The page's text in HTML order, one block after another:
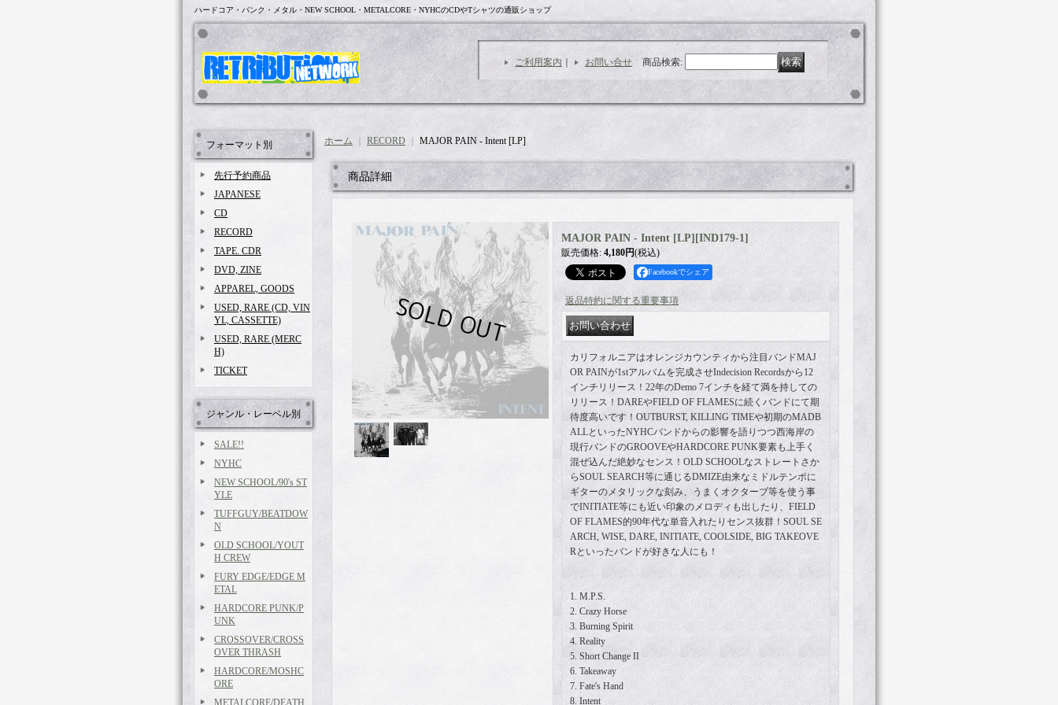
ハードコア・パンク・メタル・NEW SCHOOL・METALCORE・NYHCのCDやTシャツの通販ショップ
ご利用案内 お問い合せ 商品検索:
フォーマット別
先行予約商品
JAPANESE
CD
RECORD
TAPE. CDR
DVD, ZINE
APPAREL, GOODS
USED, RARE (CD, VIN
YL, CASSETTE)
USED, RARE (MERC
H)
TICKET
ジャンル・レーベル別
SALE!!
NYHC
NEW SCHOOL/90's ST
YLE
TUFFGUY/BEATDOW
N
OLD SCHOOL/YOUT
H CREW
FURY EDGE/EDGE M
ETAL
HARDCORE PUNK/P
UNK
CROSSOVER/CROSS
OVER THRASH
HARDCORE/MOSHC
ORE
METALCORE/DEATH
ホーム RECORD MAJOR PAIN - Intent [LP]
商品詳細
MAJOR PAIN - Intent [LP] [IND179-1]
販売価格: 4,180円(税込)
Facebookでシェア
返品特約に関する重要事項
カリフォルニアはオレンジカウンティから注目バンドMAJ
OR PAINが1stアルバムを完成させIndecision Recordsから12
インチリリース！22年のDemo 7インチを経て満を持しての
リリース！DAREやFIELD OF FLAMESに続くバンドにて期
待度高いです！OUTBURST, KILLING TIMEや初期のMADB
ALLといったNYHCバンドからの影響を語りつつ西海岸の
現行バンドのGROOVEやHARDCORE PUNK要素も上手く
混ぜ込んだ絶妙なセンス！OLD SCHOOLなストレートさか
らSOUL SEARCH等に通じるDMIZE由来なミドルテンポに
ギターのメタリックな刻み、うまくオクターブ等を使う事
でINITIATE等にも近い印象のメロディも出したり、FIELD
OF FLAMES的90年代な単音入れたりセンス抜群！SOUL SE
ARCH, WISE, DARE, INITIATE, COOLSIDE, BIG TAKEOVE
Rといったバンドが好きな人にも！
1. M.P.S.
2. Crazy Horse
3. Burning Spirit
4. Reality
5. Short Change II
6. Takeaway
7. Fate's Hand
8. Intent